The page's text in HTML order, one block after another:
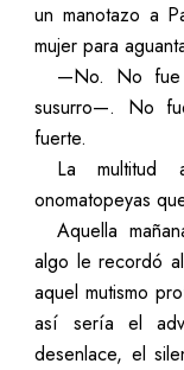
un manotazo a
mujer para
—No. No
susurro—. No
fuerte.
La multitud
onomatopeyas
Aquella
algo le recordó
aquel mutismo
así sería el
desenlace, el